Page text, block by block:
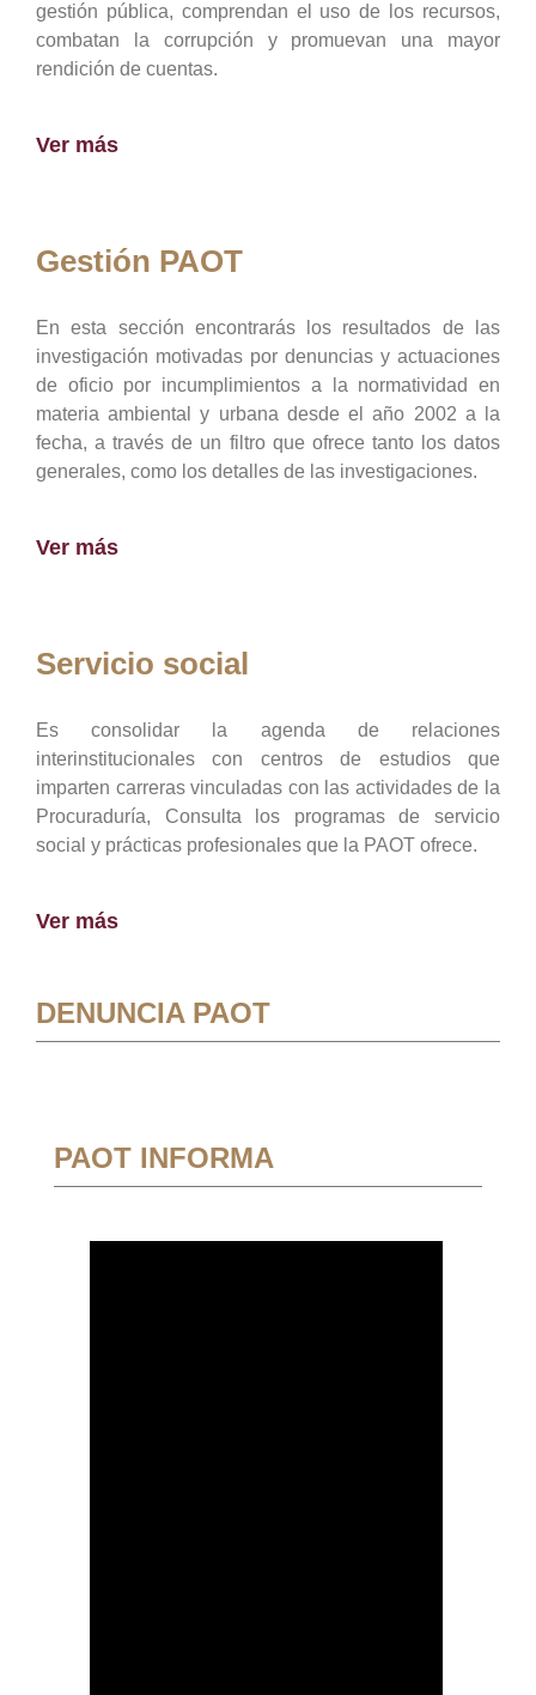
gestión pública, comprendan el uso de los recursos,
combatan la corrupción y promuevan una mayor
rendición de cuentas.
Ver más
Gestión PAOT
En esta sección encontrarás los resultados de las
investigación motivadas por denuncias y actuaciones
de oficio por incumplimientos a la normatividad en
materia ambiental y urbana desde el año 2002 a la
fecha, a través de un filtro que ofrece tanto los datos
generales, como los detalles de las investigaciones.
Ver más
Servicio social
Es consolidar la agenda de relaciones
interinstitucionales con centros de estudios que
imparten carreras vinculadas con las actividades de la
Procuraduría, Consulta los programas de servicio
social y prácticas profesionales que la PAOT ofrece.
Ver más
DENUNCIA PAOT
PAOT INFORMA